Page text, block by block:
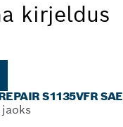
kirjeldus
S1135VFR